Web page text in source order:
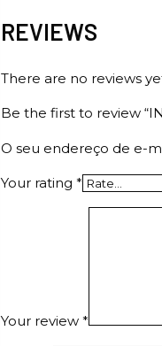
REVIEWS
There are no reviews
Be the first to review
O seu endereço de e-
Your rating *
Your review *